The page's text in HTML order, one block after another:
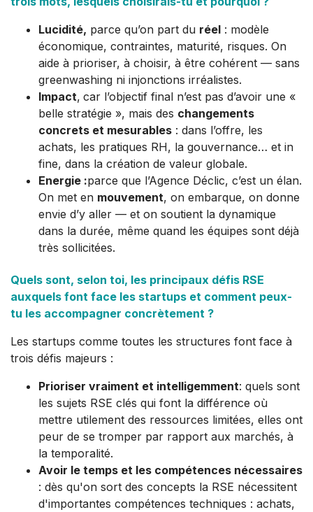
Lucidité, parce qu’on part du réel : modèle
économique, contraintes, maturité, risques. On
aide à prioriser, à choisir, à être cohérent — sans
greenwashing ni injonctions irréalistes.
Impact, car l’objectif final n’est pas d’avoir une «
belle stratégie », mais des changements
concrets et mesurables : dans l’offre, les
achats, les pratiques RH, la gouvernance… et in
fine, dans la création de valeur globale.
Energie :parce que l’Agence Déclic, c’est un élan.
On met en mouvement, on embarque, on donne
envie d’y aller — et on soutient la dynamique
dans la durée, même quand les équipes sont déjà
très sollicitées.
Quels sont, selon toi, les principaux défis RSE
auxquels font face les startups et comment peux-
tu les accompagner concrètement ?
Les startups comme toutes les structures font face à
trois défis majeurs :
Prioriser vraiment et intelligemment: quels sont
les sujets RSE clés qui font la différence où
mettre utilement des ressources limitées, elles ont
peur de se tromper par rapport aux marchés, à
la temporalité.
Avoir le temps et les compétences nécessaires
: dès qu'on sort des concepts la RSE nécessitent
d'importantes compétences techniques : achats,